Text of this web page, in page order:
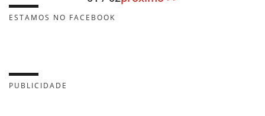
ESTAMOS NO FACEBOOK
PUBLICIDADE